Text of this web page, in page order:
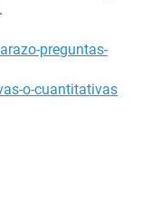
preguntas-
o-cuantitativas